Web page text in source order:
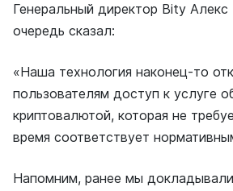
Генеральный директор Bity
очередь сказал:
«Наша технология наконец-то
пользователям доступ к услуге
криптовалютой, которая не
время соответствует
Напомним, ранее мы